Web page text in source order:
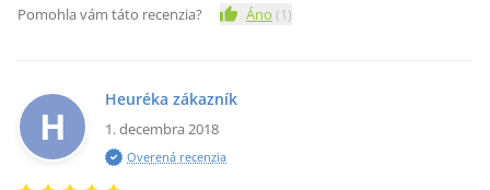
Pomohla vám táto recenzia?
Áno (1)
H
Heuréka zákazník
1. decembra 2018
Overená recenzia